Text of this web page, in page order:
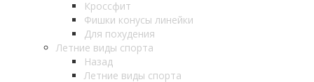
Кроссфит
Фишки конусы линейки
Для похудения
Летние виды спорта
Назад
Летние виды спорта